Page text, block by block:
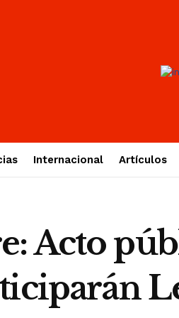
Internacional Artículos
Acto